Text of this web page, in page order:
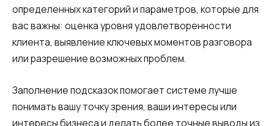
определенных категорий и параметров, которые для
вас важны: оценка уровня удовлетворенности
клиента, выявление ключевых моментов разговора
или разрешение возможных проблем.
Заполнение подсказок помогает системе лучше
понимать вашу точку зрения, ваши интересы или
интересы бизнеса и делать более точные выводы из